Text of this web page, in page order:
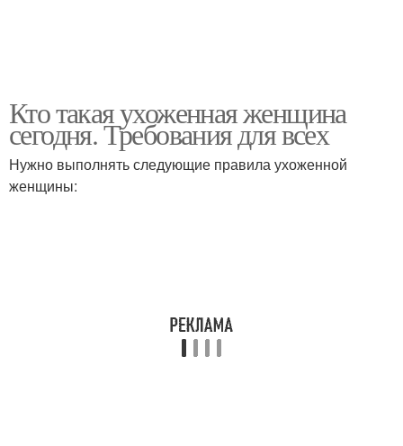
Кто такая ухоженная женщина
сегодня. Требования для всех
Нужно выполнять следующие правила ухоженной
женщины: